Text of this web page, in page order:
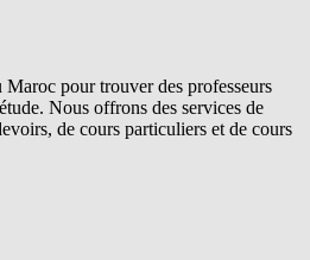
pour trouver des professeurs
Nous offrons des services de
de cours particuliers et de cours